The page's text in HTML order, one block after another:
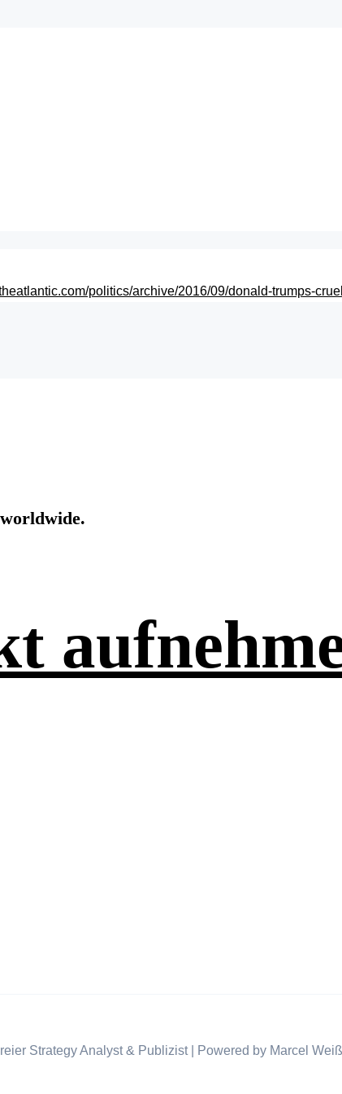
politics/archive/2016/09/donald-trumps-
Strategy Analyst & Publizist | Powered by Marcel